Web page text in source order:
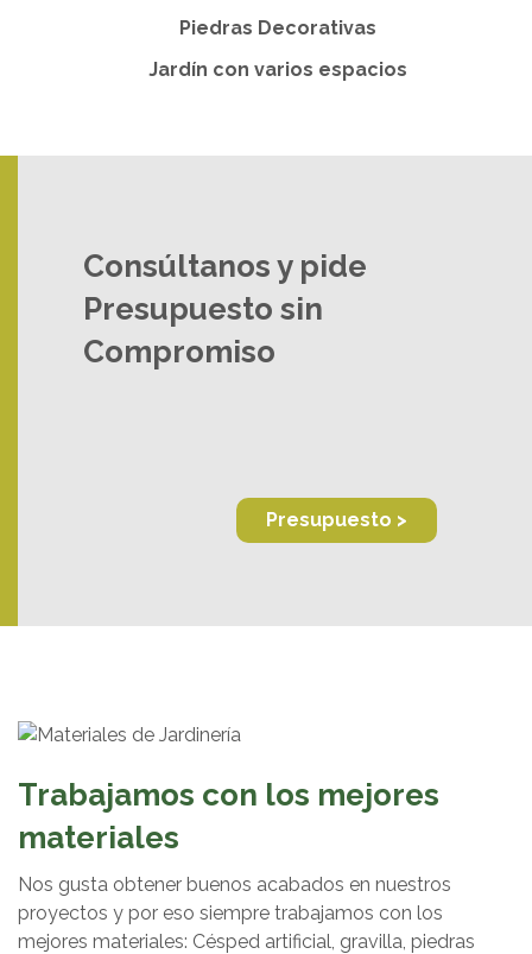
Piedras Decorativas
Jardín con varios espacios
Consúltanos y pide
Presupuesto sin
Compromiso
Presupuesto >
Trabajamos con los mejores
materiales
Nos gusta obtener buenos acabados en nuestros
proyectos y por eso siempre trabajamos con los
mejores materiales: Césped artificial, gravilla, piedras